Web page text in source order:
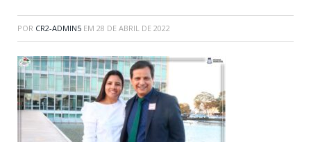
POR CR2-ADMIN5 EM 28 DE ABRIL DE 2022